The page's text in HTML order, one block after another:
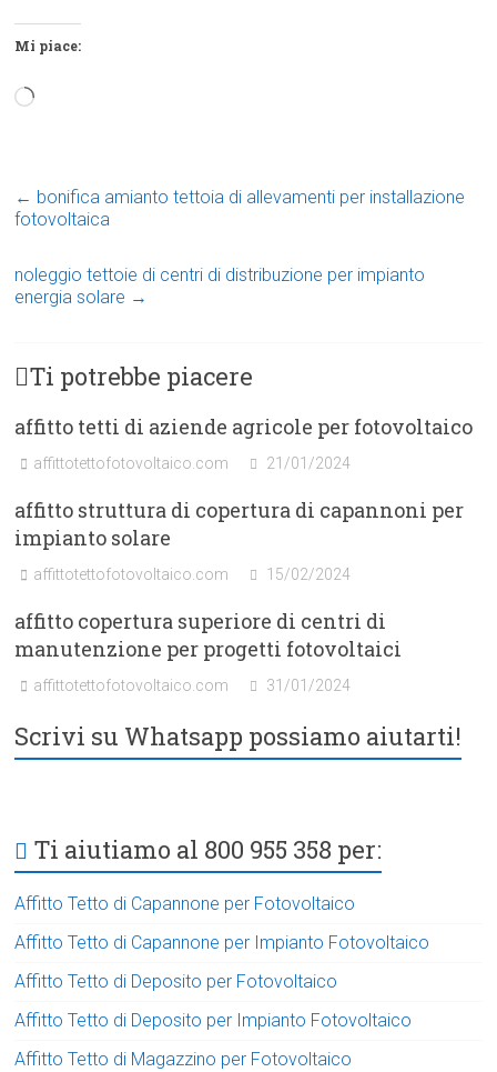
Mi piace:
Caricamento
← bonifica amianto tettoia di allevamenti per installazione
fotovoltaica
noleggio tettoie di centri di distribuzione per impianto
energia solare →
Ti potrebbe piacere
affitto tetti di aziende agricole per fotovoltaico
affittotettofotovoltaico.com 21/01/2024
affitto struttura di copertura di capannoni per
impianto solare
affittotettofotovoltaico.com 15/02/2024
affitto copertura superiore di centri di
manutenzione per progetti fotovoltaici
affittotettofotovoltaico.com 31/01/2024
Scrivi su Whatsapp possiamo aiutarti!
Ti aiutiamo al 800 955 358 per:
Affitto Tetto di Capannone per Fotovoltaico
Affitto Tetto di Capannone per Impianto Fotovoltaico
Affitto Tetto di Deposito per Fotovoltaico
Affitto Tetto di Deposito per Impianto Fotovoltaico
Affitto Tetto di Magazzino per Fotovoltaico